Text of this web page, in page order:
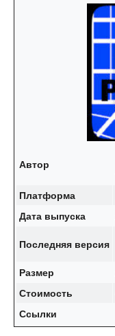
Автор
Платформа
Дата выпуска
Последняя версия
Размер
Стоимость
Ссылки